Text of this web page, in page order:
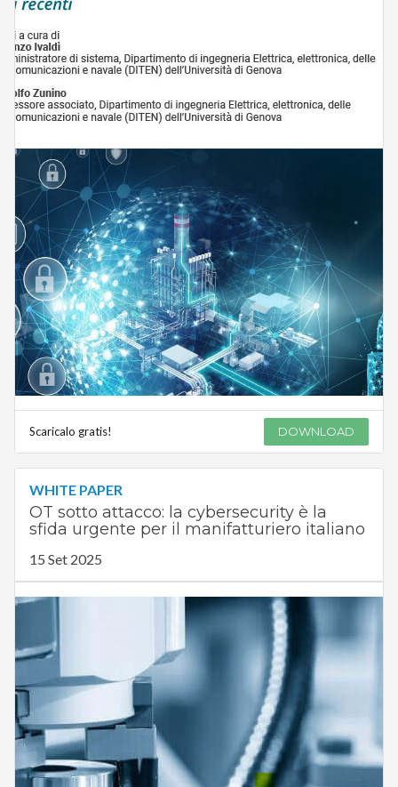
Scaricalo gratis! DOWNLOAD
WHITE PAPER
OT sotto attacco: la cybersecurity è la
sfida urgente per il manifatturiero italiano
15 Set 2025